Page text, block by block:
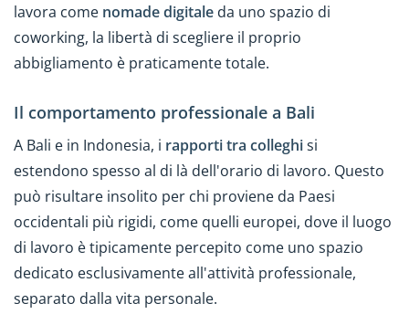
lavora come nomade digitale da uno spazio di
coworking, la libertà di scegliere il proprio
abbigliamento è praticamente totale.
Il comportamento professionale a Bali
A Bali e in Indonesia, i rapporti tra colleghisi
estendono spesso al di là dell'orario di lavoro. Questo
può risultare insolito per chi proviene da Paesi
occidentali più rigidi, come quelli europei, dove il luogo
di lavoro è tipicamente percepito come uno spazio
dedicato esclusivamente all'attività professionale,
separato dalla vita personale.